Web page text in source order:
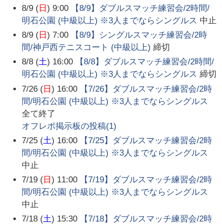
8/9 ( 日) 9:00
【8/9】ダブルスマッチ練習会/2時間/
明石公園 (中級以上) ※3人までならシングルス 中止
8/9 ( 日) 7:00
【8/9】シングルスマッチ練習会/2時
間/神戸西テニスコート (中級以上) 締切
8/8 (土) 16:00
【8/8】ダブルスマッチ練習会/2時間/
明石公園 (中級以上) ※3人までならシングルス 締切
7/26 ( 日) 16:00
【7/26】ダブルスマッチ練習会/2時
間/明石公園 (中級以上) ※3人までならシングルス
全て終了
オフレポ掲示板の投稿(1)
7/25 (土) 16:00
【7/25】ダブルスマッチ練習会/2時
間/明石公園 (中級以上) ※3人までならシングルス
中止
7/19 ( 日) 11:00
【7/19】ダブルスマッチ練習会/2時
間/明石公園 (中級以上) ※3人までならシングルス
中止
7/18 (土) 15:30
【7/18】ダブルスマッチ練習会/2時